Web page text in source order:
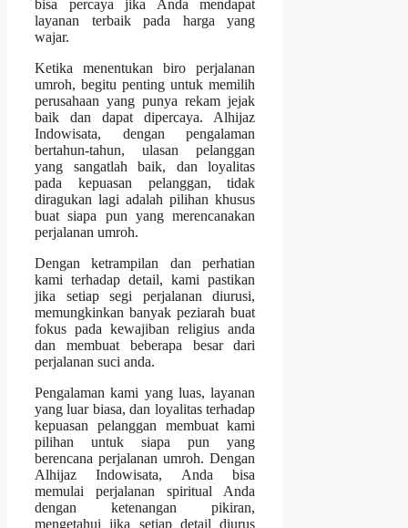
bisa percaya jika Anda mendapat
layanan terbaik pada harga yang
wajar.
Ketika menentukan biro perjalanan
umroh, begitu penting untuk memilih
perusahaan yang punya rekam jejak
baik dan dapat dipercaya. Alhijaz
Indowisata, dengan pengalaman
bertahun-tahun, ulasan pelanggan
yang sangatlah baik, dan loyalitas
pada kepuasan pelanggan, tidak
diragukan lagi adalah pilihan khusus
buat siapa pun yang merencanakan
perjalanan umroh.
Dengan ketrampilan dan perhatian
kami terhadap detail, kami pastikan
jika setiap segi perjalanan diurusi,
memungkinkan banyak peziarah buat
fokus pada kewajiban religius anda
dan membuat beberapa besar dari
perjalanan suci anda.
Pengalaman kami yang luas, layanan
yang luar biasa, dan loyalitas terhadap
kepuasan pelanggan membuat kami
pilihan untuk siapa pun yang
berencana perjalanan umroh. Dengan
Alhijaz Indowisata, Anda bisa
memulai perjalanan spiritual Anda
dengan ketenangan pikiran,
mengetahui jika setiap detail diurus